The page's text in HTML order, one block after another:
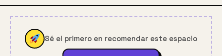
diversas, especialmente de mujeres, colectivas y
personas LGBTQI+, desde una perspectiva situada,
política y afectiva.Sé el primero en recomendar este espacio